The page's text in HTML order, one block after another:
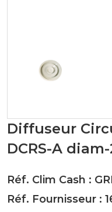
Diffuseur
DCRS-A
Réf. Clim Cash :
Réf. Fournisseur :